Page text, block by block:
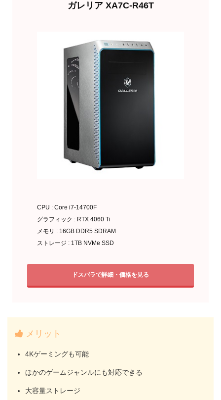
ガレリア XA7C-R46T
CPU : Core i7-14700F
グラフィック : RTX 4060 Ti
メモリ : 16GB DDR5 SDRAM
ストレージ : 1TB NVMe SSD
ドスパラで詳細・価格を見る
メリット
4Kゲーミングも可能
ほかのゲームジャンルにも対応できる
大容量ストレージ